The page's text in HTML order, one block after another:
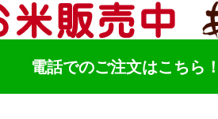
電話でのご注文はこちら！